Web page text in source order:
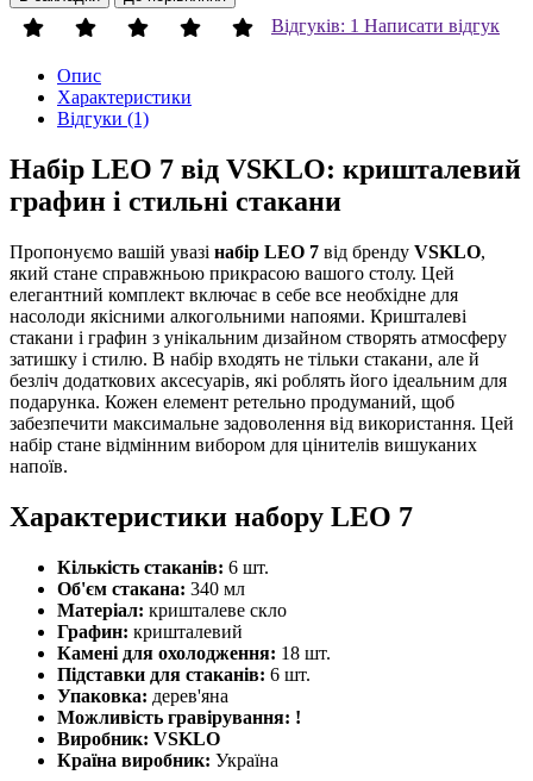
Відгуків: 1 Написати відгук
Опис
Характеристики
Відгуки (1)
Набір LEO 7 від VSKLO: кришталевий
графин і стильні стакани
Пропонуємо вашій увазі набір LEO 7 від бренду VSKLO,
який стане справжньою прикрасою вашого столу. Цей
елегантний комплект включає в себе все необхідне для
насолоди якісними алкогольними напоями. Кришталеві
стакани і графин з унікальним дизайном створять атмосферу
затишку і стилю. В набір входять не тільки стакани, але й
безліч додаткових аксесуарів, які роблять його ідеальним для
подарунка. Кожен елемент ретельно продуманий, щоб
забезпечити максимальне задоволення від використання. Цей
набір стане відмінним вибором для цінителів вишуканих
напоїв.
Характеристики набору LEO 7
Кількість стаканів: 6 шт.
Об'єм стакана: 340 мл
Матеріал: кришталеве скло
Графин: кришталевий
Камені для охолодження: 18 шт.
Підставки для стаканів: 6 шт.
Упаковка: дерев'яна
Можливість гравірування: !
Виробник: VSKLO
Країна виробник: Україна